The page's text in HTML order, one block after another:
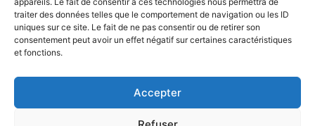
traiter des données telles que le comportement de navigation ou les ID
uniques sur ce site. Le fait de ne pas consentir ou de retirer son
consentement peut avoir un effet négatif sur certaines caractéristiques
et fonctions.
Accepter
Tukan enflamme l’Orangerie au festival des
3 mai 2023